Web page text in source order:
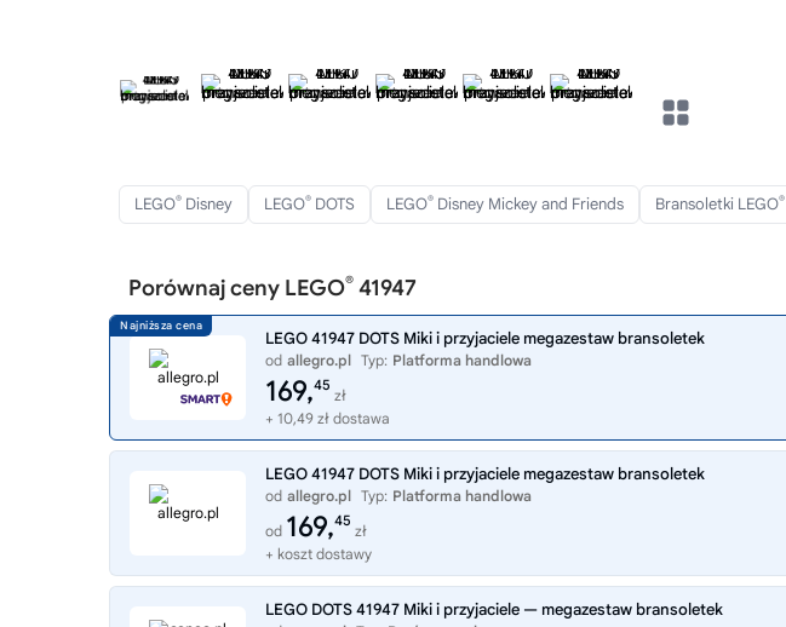
LEGO® Disney LEGO® DOTS LEGO® Disney Mickey and Friends Bransoletki LEGO®
Porównaj ceny LEGO® 41947
LEGO 41947 DOTS Miki i przyjaciele megazestaw bransoletek
od allegro.pl Typ: Platforma handlowa
169,45
zł
+ 10,49 zł dostawa
LEGO 41947 DOTS Miki i przyjaciele megazestaw bransoletek
od allegro.pl Typ: Platforma handlowa
od 169,45
zł
+ koszt dostawy
LEGO DOTS 41947 Miki i przyjaciele — megazestaw bransoletek